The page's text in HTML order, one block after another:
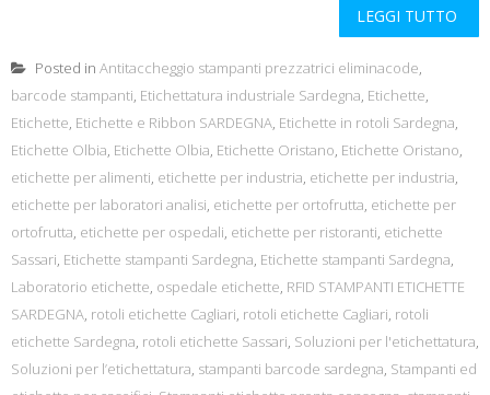
LEGGI TUTTO
Posted in Antitaccheggio stampanti prezzatrici eliminacode,
barcode stampanti, Etichettatura industriale Sardegna, Etichette,
Etichette, Etichette e Ribbon SARDEGNA, Etichette in rotoli Sardegna,
Etichette Olbia, Etichette Olbia, Etichette Oristano, Etichette Oristano,
etichette per alimenti, etichette per industria, etichette per industria,
etichette per laboratori analisi, etichette per ortofrutta, etichette per
ortofrutta, etichette per ospedali, etichette per ristoranti, etichette
Sassari, Etichette stampanti Sardegna, Etichette stampanti Sardegna,
Laboratorio etichette, ospedale etichette, RFID STAMPANTI ETICHETTE
SARDEGNA, rotoli etichette Cagliari, rotoli etichette Cagliari, rotoli
etichette Sardegna, rotoli etichette Sassari, Soluzioni per l'etichettatura,
Soluzioni per l’etichettatura, stampanti barcode sardegna, Stampanti ed